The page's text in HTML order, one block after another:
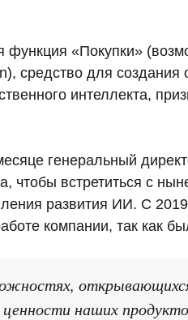
функция «Покупки»
средство для
интеллекта,
генеральный
чтобы встретиться с
развития ИИ. С 2019
компании, так как
наших